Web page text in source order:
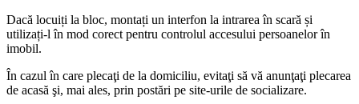
Dacă locuiți la bloc, montați un interfon la intrarea în scară și
utilizați-l în mod corect pentru controlul accesului persoanelor în
imobil.
În cazul în care plecaţi de la domiciliu, evitaţi să vă anunţaţi plecarea
de acasă şi, mai ales, prin postări pe site-urile de socializare.